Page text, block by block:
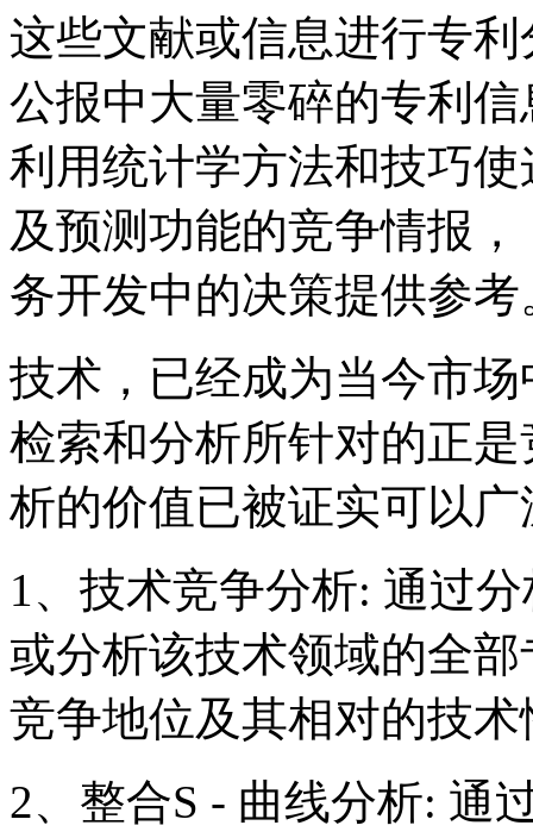
这些文献或信息进行专
公报中大量零碎的专利
利用统计学方法和技巧
及预测功能的竞争情报
务开发中的决策提供参考
技术，已经成为当今市
检索和分析所针对的正
析的价值已被证实可以
1、技术竞争分析: 通过
或分析该技术领域的全
竞争地位及其相对的技
2、整合S - 曲线分析: 通